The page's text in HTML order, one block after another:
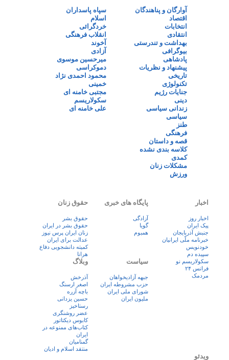
آوارگان و پناهندگان
اقتصاد
انتخابات
انتقادی
بهداشت و تندرستی
بیوگرافی
پادشاهی
پیشنهاد و نظریات
تاریخی
تکنولوژی
جنایات رژیم
دینی
زندانی سیاسی
سیاسی
طنز
فرهنگی
قصه و داستان
کلاسه بندی نشده
کمدی
مشکلات زنان
ورزش
سپاه پاسداران
اسلام
خردگرائی
انقلاب فرهنگی
آخوند
آزادی
میرحسین موسوی
دموکراسی
محمود احمدی نژاد
خمینی
مجتبی خامنه ای
سکولاریسم
علی خامنه ای
اخبار
اخبار روز
پيک ايران
جنبش آذربایجان
خبرنامه ملّی ایرانیان
خودنویس
سپیده دم
سکولاریسم نو
فرانس ۲۴
مردمک
پایگاه های خبری
آزادگی
گویا
همبوم
حقوق زنان
حقوق بشر
حقوق بشر در ایران
زنان ايران پرس نيوز
عدالت برای ایران
کمیته دانشجویی دفاع
هرانا
سیاست
جبهه آزادیخواهان
حزب مشروطه ایران
شورای ملی ایران
ملیون ایران
وبلاگ
آذرخش
اصغر ارسنگ
باچه آزره
حسین یزدانی
رستاخیز
عضر روشنگری
کابوس دیکتاتور
کتاب‌های ممنوعه در
ایران
گمنامیان
منتقد اسلام و ادیان
ویدئو